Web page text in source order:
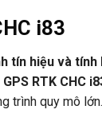
i83
tín hiệu và
GPS RTK CHC
trình quy mô lớn.